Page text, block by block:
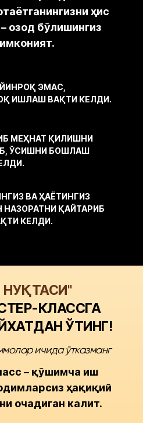
КЛАССГА
ЎТИНГ!
ЭМАС,
ИШЛАШ ВАҚТИ КЕЛДИ.
МЕҲНАТ ҚИЛИШНИ
ЎСИШНИ БОШЛАШ
ВА ҲАЁТИНГИЗ
НАЗОРАТНИ ҚАЙТАРИБ
КЕЛДИ.
ҳис
озод бўлишингиз
ичида ўтказманг
– қўшимча иш
ҳақиқий
очадиган калит.